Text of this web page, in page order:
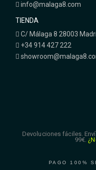
info@malaga8.com
TIENDA
C/ Málaga 8 28003
+34 914 427 222
Devoluciones fáciles.
99€.
PAGO 100%